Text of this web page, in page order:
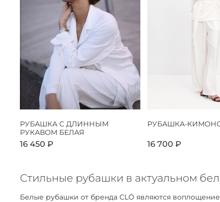
РУБАШКА С ДЛИННЫМ
РУКАВОМ БЕЛАЯ
16 450 ₽
РУБАШКА-
16 700 ₽
Стильные рубашки в актуальном
Белые рубашки от бренда CLÓ являются